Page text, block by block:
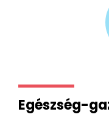
Egészség-